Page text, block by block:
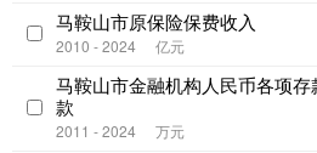
马鞍山市原保险保费收入
2010 - 2024 亿元
马鞍山市金融机构人民币各项
款
2011 - 2024 万元